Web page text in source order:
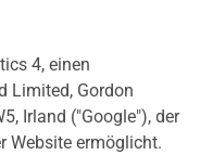
4, einen
Limited, Gordon
Irland ("Google"), der
Website ermöglicht.